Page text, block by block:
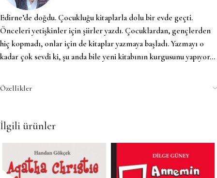
Edirne’de doğdu. Çocukluğu kitaplarla dolu bir evde geçti.
Önceleri yetişkinler için şiirler yazdı. Çocuklardan, gençlerden
hiç kopmadı, onlar için de kitaplar yazmaya başladı. Yazmayı o
kadar çok sevdi ki, şu anda bile yeni kitabının kurgusunu yapıyor…
Özellikler
İlgili ürünler